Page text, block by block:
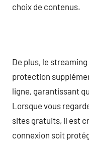
choix de contenus.
De plus, le
protection
ligne, garantissant
Lorsque vous
sites gratuits, il est
connexion soit